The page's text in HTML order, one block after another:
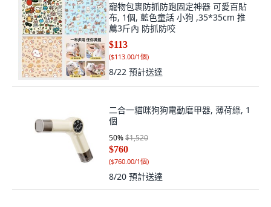
寵物包裹防抓防跑固定神器 可愛百貼
布, 1個, 藍色童話 小狗 ,35*35cm 推
薦3斤內 防抓防咬
$113
($113.00/1個)
8/22 預計送達
二合一貓咪狗狗電動磨甲器, 薄荷綠, 1
個
50%$1,520
$760
($760.00/1個)
8/20 預計送達